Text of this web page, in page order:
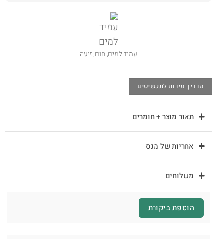
עמיד למים, חום, זיעה
מדריך מידות לתכשיטים
תאור מוצר + חומרים
אחריות של מנס
משלוחים
הוספת ביקורת